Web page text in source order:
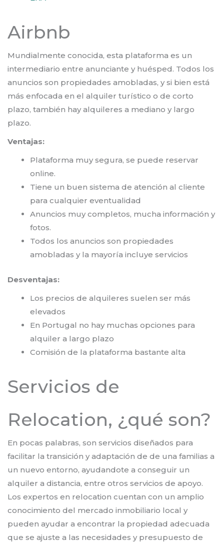
Airbnb
Mundialmente conocida, esta plataforma es un
intermediario entre anunciante y huésped. Todos los
anuncios son propiedades amobladas, y si bien está
más enfocada en el alquiler turístico o de corto
plazo, también hay alquileres a mediano y largo
plazo.
Ventajas:
Plataforma muy segura, se puede reservar
online.
Tiene un buen sistema de atención al cliente
para cualquier eventualidad
Anuncios muy completos, mucha información y
fotos.
Todos los anuncios son propiedades
amobladas y la mayoría incluye servicios
Desventajas:
Los precios de alquileres suelen ser más
elevados
En Portugal no hay muchas opciones para
alquiler a largo plazo
Comisión de la plataforma bastante alta
Servicios de
Relocation, ¿qué son?
En pocas palabras, son servicios diseñados para
facilitar la transición y adaptación de de una familias a
un nuevo entorno, ayudandote a conseguir un
alquiler a distancia, entre otros servicios de apoyo.
Los expertos en relocation cuentan con un amplio
conocimiento del mercado inmobiliario local y
pueden ayudar a encontrar la propiedad adecuada
que se ajuste a las necesidades y presupuesto de